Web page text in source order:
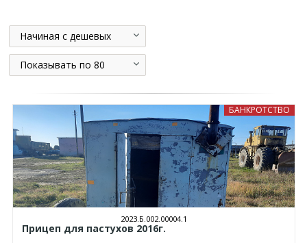
Начиная с дешевых
Показывать по 80
БАНКРОТСТВО
2023.Б.002.00004.1
Прицеп для пастухов 2016г.